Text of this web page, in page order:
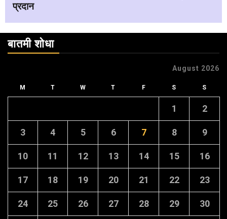
प्रदान
बातमी शोधा
August 2026
M T W T F S S
1 2
3 4 5 6 7 8 9
10 11 12 13 14 15 16
17 18 19 20 21 22 23
24 25 26 27 28 29 30